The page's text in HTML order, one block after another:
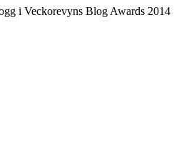
i Veckorevyns Blog Awards 2014